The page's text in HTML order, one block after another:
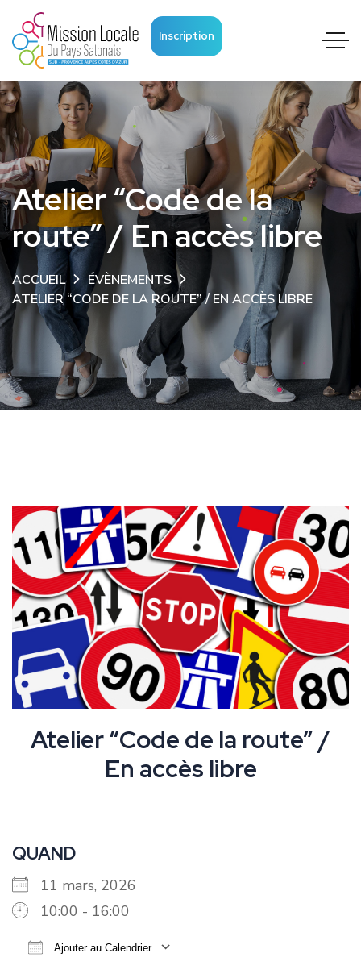
Inscription
Atelier “Code de la
route” / En accès libre
ACCUEIL
ÉVÈNEMENTS
ATELIER “CODE DE LA ROUTE” / EN ACCÈS LIBRE
Atelier “Code de la route” /
En accès libre
QUAND
11 mars, 2026
10:00 - 16:00
Ajouter au Calendrier